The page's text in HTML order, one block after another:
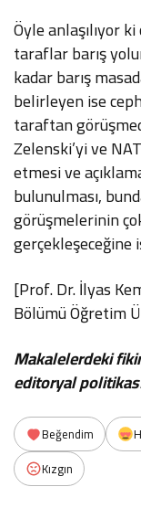
Öyle anlaşılıyor
taraflar barış
kadar barış
belirleyen ise
taraftan
Zelenski’yi ve
etmesi ve
bulunulması,
görüşmelerinin
[Prof. Dr. İlyas
Bölümü Öğretim
Makalelerdeki
editoryal
Beğendim
Kızgın